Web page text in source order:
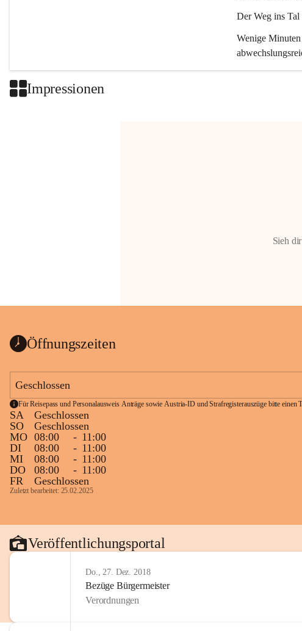
Der Weg ins
Wenige
Impressionen
Sieh
Öffnungszeiten
Geschlossen
Für Reisepass und Personalausweis Anträge sowie Austria-ID und Strafregisterauszüge bitte einen
SA
Geschlossen
SO
Geschlossen
MO 08:00 - 11:00
DI
08:00 - 11:00
MI
08:00 - 11:00
DO
08:00 - 11:00
FR
Geschlossen
Zuletzt bearbeitet: 25.02.2025
Veröffentlichungsportal
Do., 27. Dez. 2018
Bezüge Bürgermeister
Verordnungen